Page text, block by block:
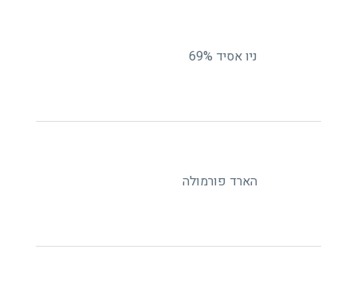
ניו אסיד 69%
הארד פורמולה